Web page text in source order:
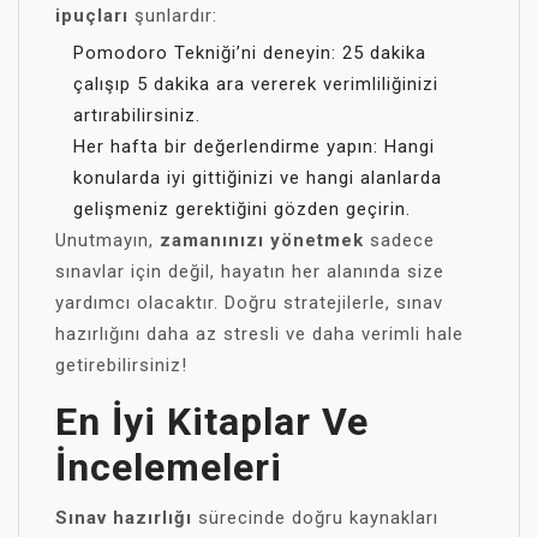
ipuçları şunlardır:
Pomodoro Tekniği’ni deneyin: 25 dakika
çalışıp 5 dakika ara vererek verimliliğinizi
artırabilirsiniz.
Her hafta bir değerlendirme yapın: Hangi
konularda iyi gittiğinizi ve hangi alanlarda
gelişmeniz gerektiğini gözden geçirin.
Unutmayın, zamanınızı yönetmek sadece
sınavlar için değil, hayatın her alanında size
yardımcı olacaktır. Doğru stratejilerle, sınav
hazırlığını daha az stresli ve daha verimli hale
getirebilirsiniz!
En İyi Kitaplar Ve
İncelemeleri
Sınav hazırlığı sürecinde doğru kaynakları